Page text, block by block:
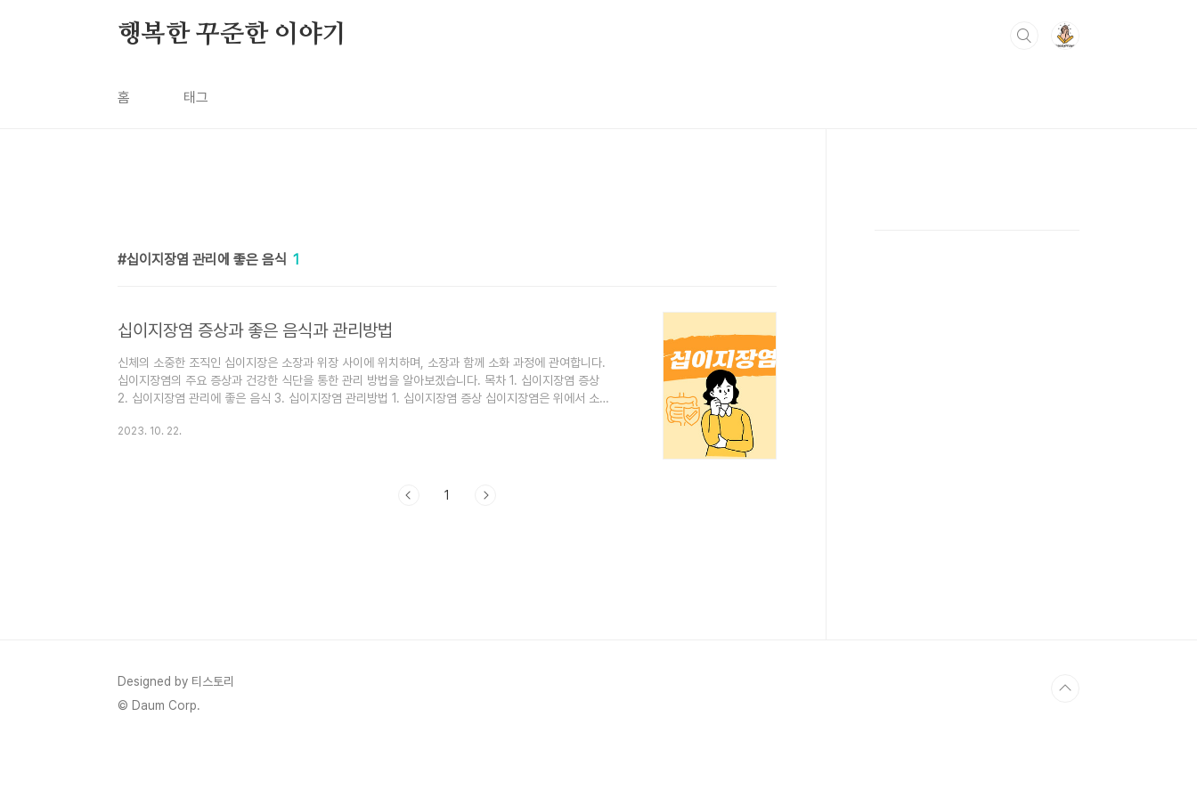
행복한 꾸준한 이야기
홈 태그
십이지장염 관리에 좋은 음식 1
십이지장염 증상과 좋은 음식과 관리방법
신체의 소중한 조직인 십이지장은 소장과 위장 사이에 위치하며, 소장과 함께 소화 과정에 관여합니다.
십이지장염의 주요 증상과 건강한 식단을 통한 관리 방법을 알아보겠습니다. 목차 1. 십이지장염 증상
2. 십이지장염 관리에 좋은 음식 3. 십이지장염 관리방법 1. 십이지장염 증상 십이지장염은 위에서 소화
장염의 증상은 주로 소화기계와 관련된 것들입니다. 심이지장염 증상은 다음과 같습니다. 1) 상복부 통
2023. 10. 22.
1
Designed by 티스토리
© Daum Corp.